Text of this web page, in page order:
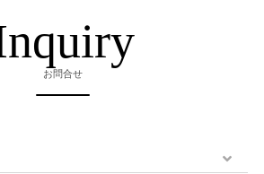
お問合せ